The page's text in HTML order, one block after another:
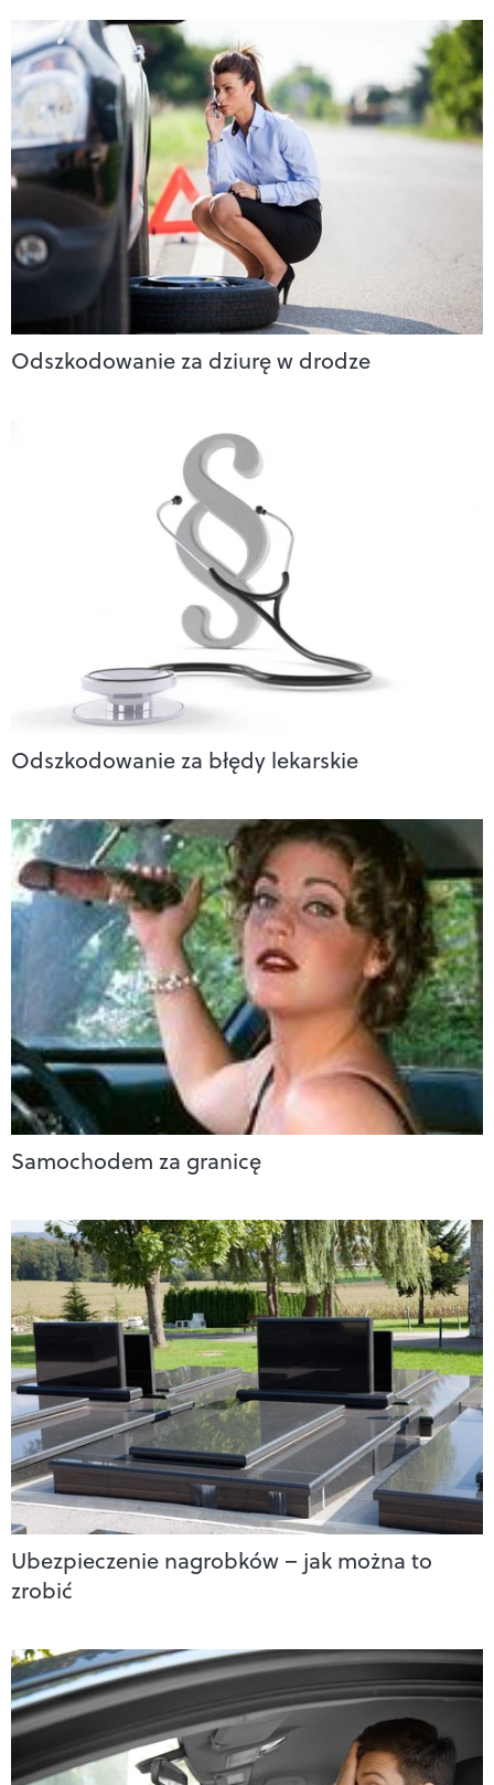
Odszkodowanie za dziurę w drodze
Odszkodowanie za błędy lekarskie
Samochodem za granicę
Ubezpieczenie nagrobków – jak można to
zrobić